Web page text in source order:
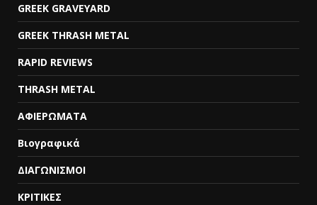
GREEK GRAVEYARD
GREEK THRASH METAL
RAPID REVIEWS
THRASH METAL
ΑΦΙΕΡΩΜΑΤΑ
Βιογραφικά
ΔΙΑΓΩΝΙΣΜΟΙ
ΚΡΙΤΙΚΕΣ